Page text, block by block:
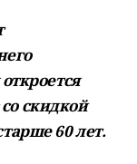
скидкой
60 лет.